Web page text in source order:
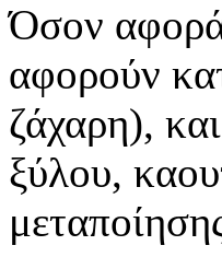
Όσον αφορά
αφορούν
ζάχαρη),
ξύλου,